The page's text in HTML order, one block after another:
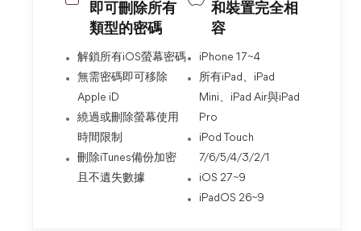
即可刪除所有
類型的密碼
解鎖所有iOS螢幕密碼
無需密碼即可移除
Apple iD
繞過或刪除螢幕使用
時間限制
刪除iTunes備份加密
且不遺失數據
和裝置完全相
容
iPhone 17~4
所有iPad、iPad
Mini、iPad Air與iPad
Pro
iPod Touch
7/6/5/4/3/2/1
iOS 27~9
iPadOS 26~9